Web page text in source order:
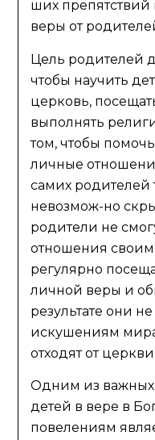
ших препятствий
веры от
Цель родителей
чтобы научить
церковь,
выполнять
том, чтобы
личные
самих родителей
невозмож-но
родители не
отношения своим
регулярно
личной веры и
результате они
искушениям
отходят от церкви.
Одним из важных
детей в вере в
повелениям